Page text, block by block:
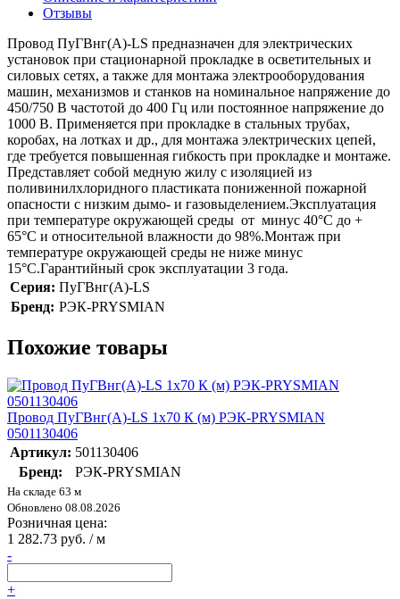
Отзывы
Провод ПуГВнг(А)-LS предназначен для электрических
установок при стационарной прокладке в осветительных и
силовых сетях, а также для монтажа электрооборудования
машин, механизмов и станков на номинальное напряжение до
450/750 В частотой до 400 Гц или постоянное напряжение до
1000 В. Применяется при прокладке в стальных трубах,
коробах, на лотках и др., для монтажа электрических цепей,
где требуется повышенная гибкость при прокладке и монтаже.
Представляет собой медную жилу с изоляцией из
поливинилхлоридного пластиката пониженной пожарной
опасности с низким дымо- и газовыделением.Эксплуатация
при температуре окружающей среды от минус 40°C до +
65°C и относительной влажности до 98%.Монтаж при
температуре окружающей среды не ниже минус
15°C.Гарантийный срок эксплуатации 3 года.
Серия: ПуГВнг(А)-LS
Бренд: РЭК-PRYSMIAN
Похожие товары
Провод ПуГВнг(А)-LS 1х70 К (м) РЭК-PRYSMIAN
0501130406
Артикул: 501130406
Бренд:
РЭК-PRYSMIAN
На складе 63 м
Обновлено 08.08.2026
Розничная цена:
1 282.73 руб. / м
-
+